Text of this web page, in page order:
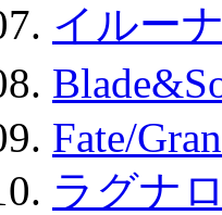
イルー
Fate/
ラグナ